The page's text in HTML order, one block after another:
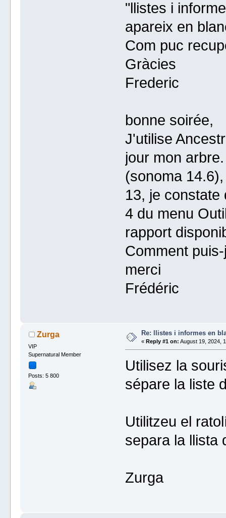
"llistes i
apareix en
Com puc
Gràcies
Frederic
bonne soirée,
J'utilise
jour mon
(sonoma
13, je constate
4 du menu
rapport
Comment
merci
Frédéric
Zurga
VIP
Supernatural Member
Posts: 5 800
Re: llistes i informes en
« Reply #1 on: August 19, 2024,
Utilisez la
sépare la liste
Utilitzeu el
separa la llista
Zurga